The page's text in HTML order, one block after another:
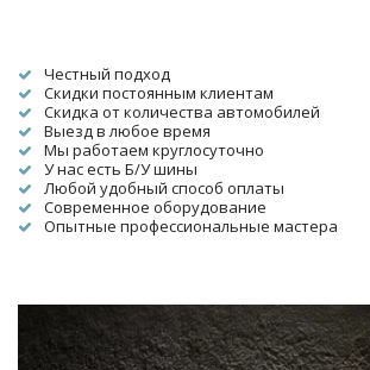
Честный подход
Скидки постоянным клиентам
Скидка от количества автомобилей
Выезд в любое время
Мы работаем круглосуточно
У нас есть Б/У шины
Любой удобный способ оплаты
Современное оборудование
Опытные профессиональные мастера